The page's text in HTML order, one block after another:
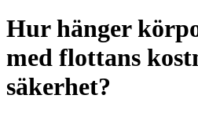
Hur hänger
med flottans
säkerhet?